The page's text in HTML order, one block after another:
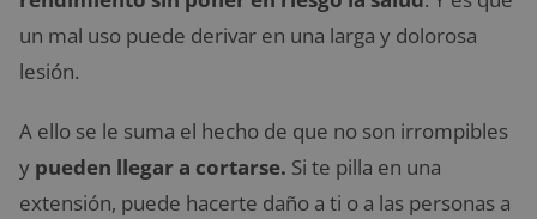
un mal uso puede derivar en una larga y dolorosa
lesión.
A ello se le suma el hecho de que no son irrompibles
y pueden llegar a cortarse. Si te pilla en una
extensión, puede hacerte daño a ti o a las personas a